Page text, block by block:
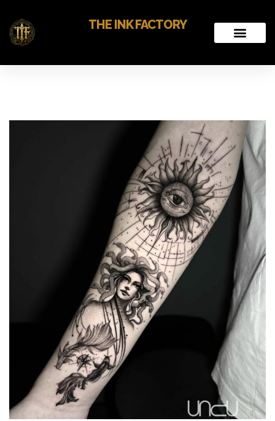
THE INK FACTORY